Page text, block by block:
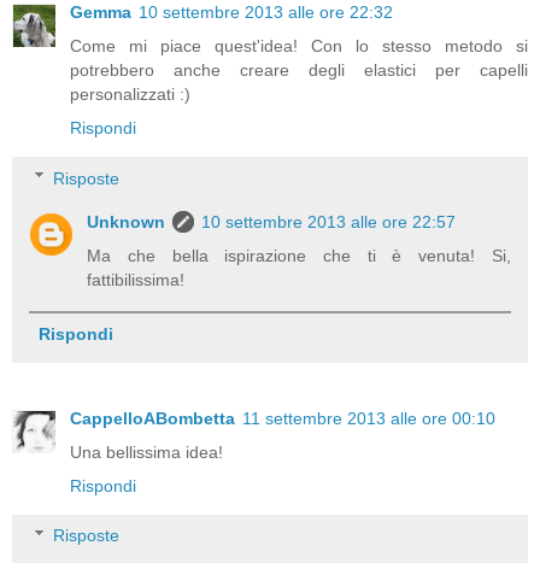
Gemma 10 settembre 2013 alle ore 22:32
Come mi piace quest'idea! Con lo stesso metodo si
potrebbero anche creare degli elastici per capelli
personalizzati :)
Rispondi
Risposte
Unknown
10 settembre 2013 alle ore 22:57
Ma che bella ispirazione che ti è venuta! Si,
fattibilissima!
Rispondi
CappelloABombetta 11 settembre 2013 alle ore 00:10
Una bellissima idea!
Rispondi
Risposte